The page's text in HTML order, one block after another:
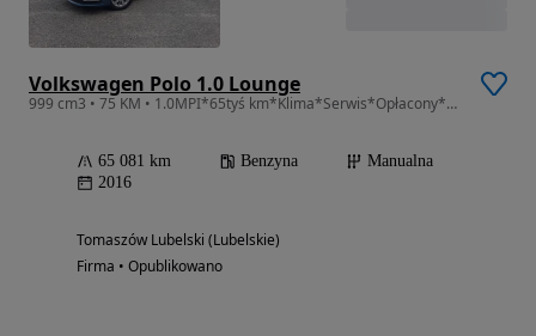
Volkswagen Polo 1.0 Lounge
999 cm3 • 75 KM • 1.0MPI*65tyś km*Klima*Serwis*Opłacony*Super Stan**
65 081 km Benzyna
Manualna
2016
Tomaszów Lubelski (Lubelskie)
Firma • Opublikowano